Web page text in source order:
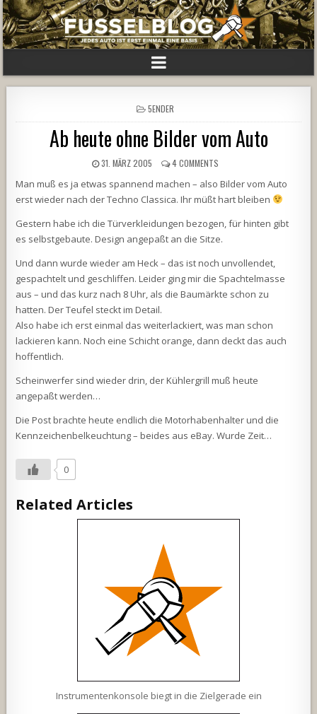
POSTED
IN
5ENDER
Ab heute ohne Bilder vom Auto
31. MÄRZ 2005 4 COMMENTS
Man muß es ja etwas spannend machen – also Bilder vom Auto
erst wieder nach der Techno Classica. Ihr müßt hart bleiben
Gestern habe ich die Türverkleidungen bezogen, für hinten gibt
es selbstgebaute. Design angepaßt an die Sitze.
Und dann wurde wieder am Heck – das ist noch unvollendet,
gespachtelt und geschliffen. Leider ging mir die Spachtelmasse
aus – und das kurz nach 8 Uhr, als die Baumärkte schon zu
hatten. Der Teufel steckt im Detail.
Also habe ich erst einmal das weiterlackiert, was man schon
lackieren kann. Noch eine Schicht orange, dann deckt das auch
hoffentlich.
Scheinwerfer sind wieder drin, der Kühlergrill muß heute
angepaßt werden…
Die Post brachte heute endlich die Motorhabenhalter und die
Kennzeichenbelkeuchtung – beides aus eBay. Wurde Zeit…
0
Related Articles
Instrumentenkonsole biegt in die Zielgerade ein